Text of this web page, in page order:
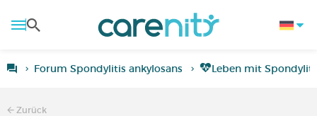
Forum Spondylitis ankylosans Leben mit
Zurück